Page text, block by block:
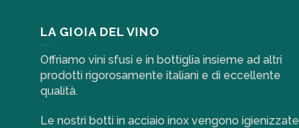
LA GIOIA DEL VINO
Offriamo vini sfusi e in bottiglia insieme ad altri
prodotti rigorosamente italiani e di eccellente
qualità.
Le nostri botti in acciaio inox vengono igienizzate